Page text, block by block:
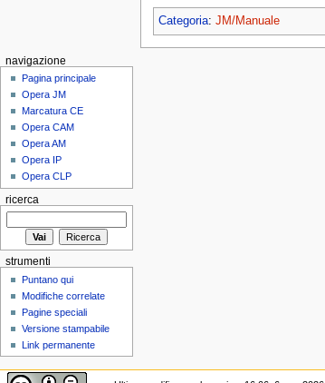
Categoria: JM/Manuale
navigazione
Pagina principale
Opera JM
Marcatura CE
Opera CAM
Opera AM
Opera IP
Opera CLP
ricerca
strumenti
Puntano qui
Modifiche correlate
Pagine speciali
Versione stampabile
Link permanente